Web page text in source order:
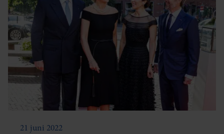
21 juni 2022